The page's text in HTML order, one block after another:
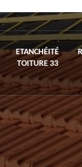
ETANCHÉITÉ
TOITURE 33